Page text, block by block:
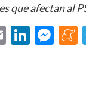
que afectan al
Email